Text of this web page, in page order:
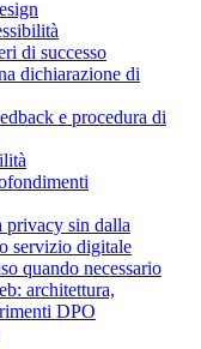
di successo
dichiarazione di
e procedura di
privacy sin dalla
servizio digitale
quando necessario
architettura,
DPO